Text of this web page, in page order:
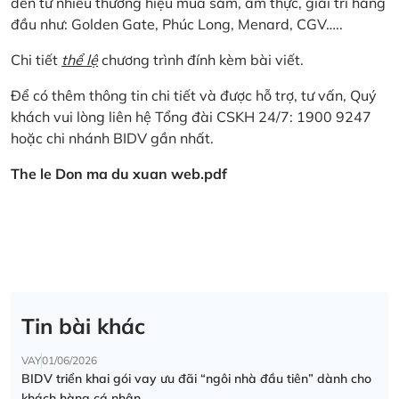
đầu như: Golden Gate, Phúc Long, Menard, CGV…..
Chi tiết thể lệchương trình đính kèm bài viết.
Để có thêm thông tin chi tiết và được hỗ trợ, tư vấn, Quý
khách vui lòng liên hệ Tổng đài CSKH 24/7: 1900 9247
hoặc chi nhánh BIDV gần nhất.
The le Don ma du xuan web.pdf
Tin bài khác
VAY01/06/2026
BIDV triển khai gói vay ưu đãi “ngôi nhà đầu tiên” dành cho